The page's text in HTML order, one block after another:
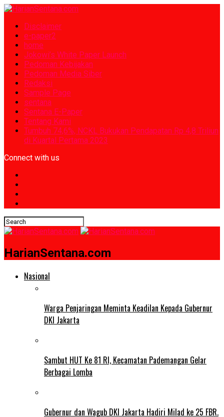
Disclaimer
e-paper2
home
Jokowi’s White Paper Launch
Pedoman Kebijakan
Pedoman Media Siber
Redaksi
Sample Page
sentana
Sentana E-Paper
Tentang Kami
Tumbuh 74,6%, NCKL Bukukan Pendapatan Rp 4,8 Triliun
di Kuartal Pertama 2023
Connect with us
HarianSentana.com
Nasional
Warga Penjaringan Meminta Keadilan Kepada Gubernur
DKI Jakarta
Sambut HUT Ke 81 RI, Kecamatan Pademangan Gelar
Berbagai Lomba
Gubernur dan Wagub DKI Jakarta Hadiri Milad ke 25 FBR.